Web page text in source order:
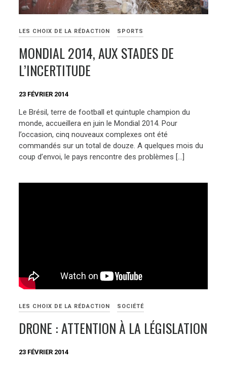
LES CHOIX DE LA RÉDACTION SPORTS
MONDIAL 2014, AUX STADES DE
L’INCERTITUDE
23 FÉVRIER 2014
Le Brésil, terre de football et quintuple champion du
monde, accueillera en juin le Mondial 2014. Pour
l’occasion, cinq nouveaux complexes ont été
commandés sur un total de douze. A quelques mois du
coup d’envoi, le pays rencontre des problèmes […]
LES CHOIX DE LA RÉDACTION SOCIÉTÉ
DRONE : ATTENTION À LA LÉGISLATION
23 FÉVRIER 2014